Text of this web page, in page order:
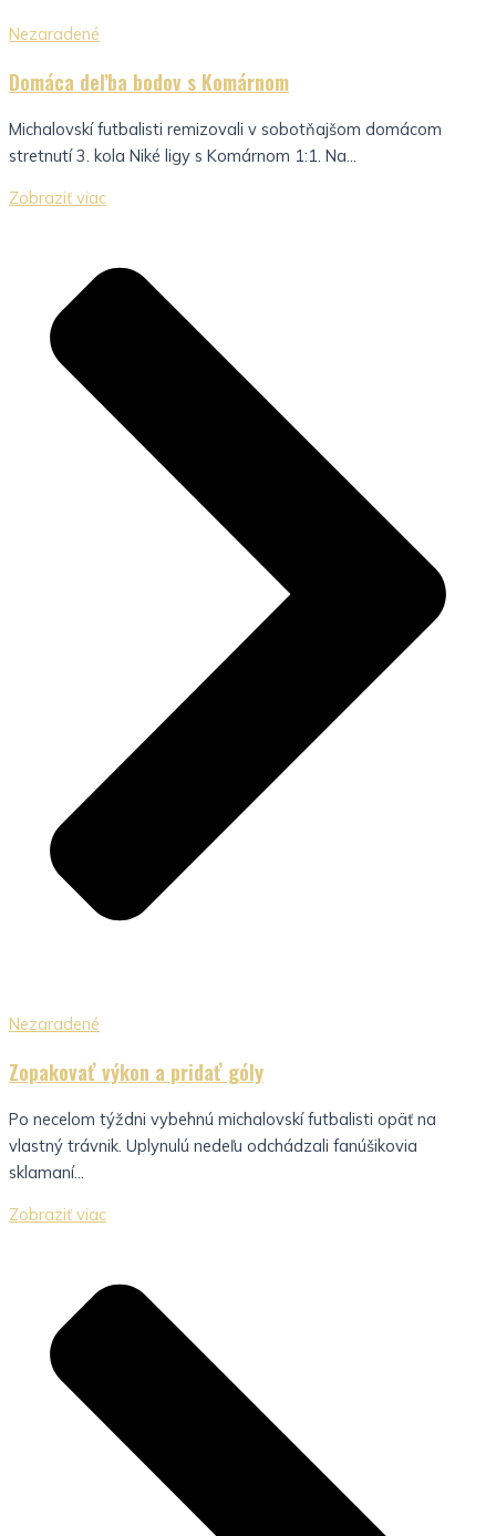
Nezaradené
Domáca deľba bodov s Komárnom
Michalovskí futbalisti remizovali v sobotňajšom domácom
stretnutí 3. kola Niké ligy s Komárnom 1:1. Na...
Zobraziť viac
Nezaradené
Zopakovať výkon a pridať góly
Po necelom týždni vybehnú michalovskí futbalisti opäť na
vlastný trávnik. Uplynulú nedeľu odchádzali fanúšikovia
sklamaní...
Zobraziť viac